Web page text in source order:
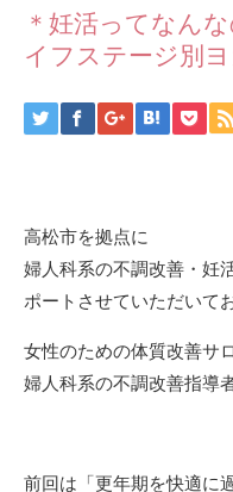
＊妊活ってなん
イフステージ別
高松市を拠点に
婦人科系の不調改善・妊
ポートさせていただいて
女性のための体質改善サ
婦人科系の不調改善指導
前回は「更年期を快適に